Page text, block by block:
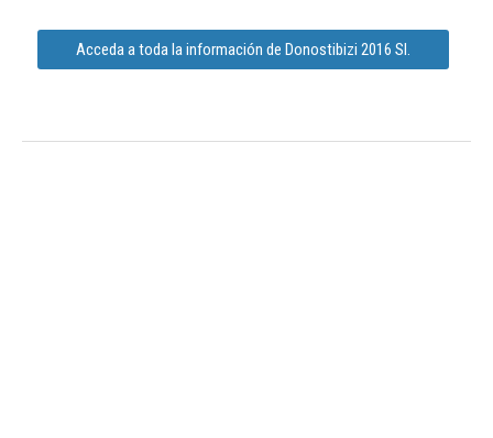
Acceda a toda la información de Donostibizi 2016 Sl.